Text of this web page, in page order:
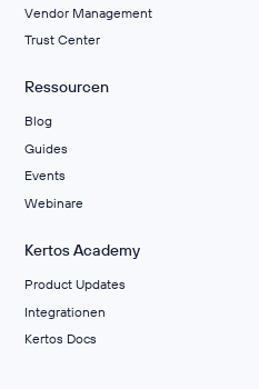
Vendor Management
Trust Center
Ressourcen
Blog
Guides
Events
Webinare
Kertos Academy
Product Updates
Integrationen
Kertos Docs